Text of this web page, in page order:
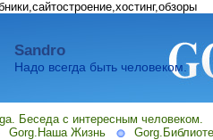
Sandro
Надо всегда быть человеком.
Беседа с интересным человеком.
Gorg.Наша Жизнь